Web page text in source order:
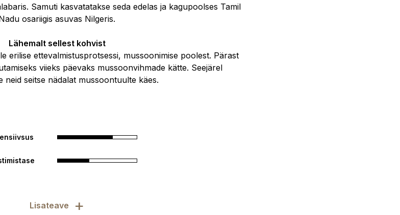
Samuti kasvatatakse seda edelas ja kagupoolses Tamil
osariigis asuvas Nilgeris.
Lähemalt sellest kohvist
erilise ettevalmistusprotsessi, mussoonimise poolest. Pärast
viieks päevaks mussoonvihmade kätte. Seejärel
neid seitse nädalat mussoontuulte käes.
Lisateave +